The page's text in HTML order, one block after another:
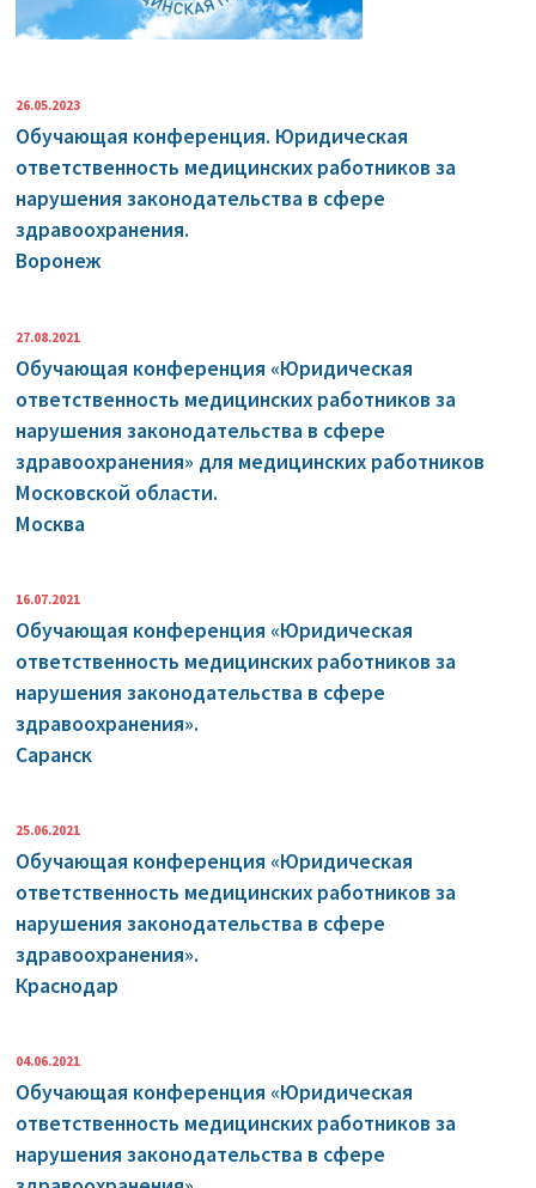
26.05.2023
Обучающая конференция. Юридическая
ответственность медицинских работников за
нарушения законодательства в сфере
здравоохранения.
Воронеж
27.08.2021
Обучающая конференция «Юридическая
ответственность медицинских работников за
нарушения законодательства в сфере
здравоохранения» для медицинских работников
Московской области.
Москва
16.07.2021
Обучающая конференция «Юридическая
ответственность медицинских работников за
нарушения законодательства в сфере
здравоохранения».
Саранск
25.06.2021
Обучающая конференция «Юридическая
ответственность медицинских работников за
нарушения законодательства в сфере
здравоохранения».
Краснодар
04.06.2021
Обучающая конференция «Юридическая
ответственность медицинских работников за
нарушения законодательства в сфере